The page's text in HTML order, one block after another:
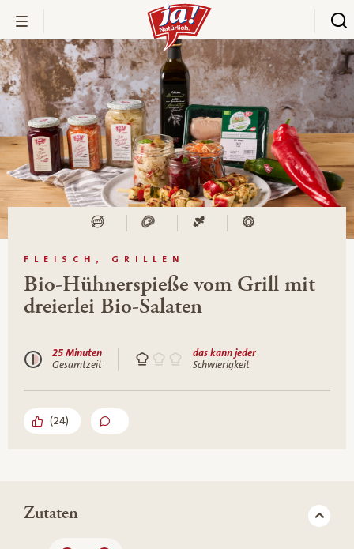
FLEISCH, GRILLEN
Bio-Hühnerspieße vom Grill mit
dreierlei Bio-Salaten
25 Minuten
Gesamtzeit
das kann jeder
Schwierigkeit
(24)
Zutaten